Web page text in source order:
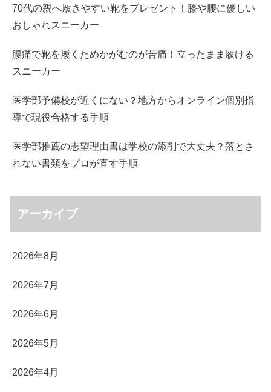
70代の親へ履きやすい靴をプレゼント！膝や腰に優しい
おしゃれスニーカー
腰痛で靴を履くためかがむのが苦痛！立ったまま履ける
スニーカー
医学部予備校が近くにない？地方からオンライン個別指
導で現役合格する手順
医学部推薦の志望理由書は学校の添削で大丈夫？落とさ
れない書類をプロが直す手順
アーカイブ
2026年8月
2026年7月
2026年6月
2026年5月
2026年4月